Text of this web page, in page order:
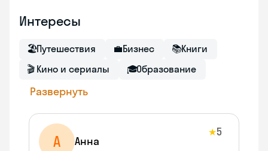
Интересы
🏖Путешествия 💼Бизнес 📚Книги
🎬 Кино и сериалы 🎓Образование
Развернуть
А Анна
★5